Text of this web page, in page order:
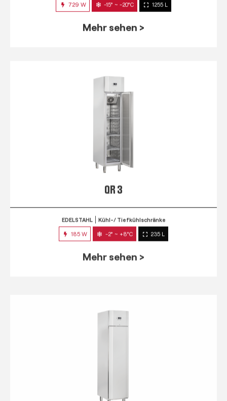
729 W -15° ~ -20°C 1255 L
Mehr sehen >
QR 3
Mehr sehen >